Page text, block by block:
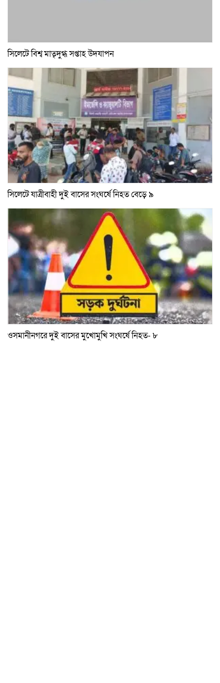
সিলেটে বিশ্ব মাতৃদুগ্ধ সপ্তাহ উদযাপন
সিলেটে যাত্রীবাহী দুই বাসের সংঘর্ষে নিহত বেড়ে ৯
ওসমানীনগরে দুই বাসের মুখোমুখি সংঘর্ষে নিহত- ৮